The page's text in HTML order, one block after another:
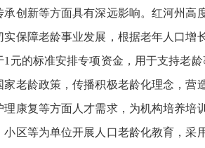
创新等方面具有深远影响。红河州
保障老龄事业发展，根据老年人口
元的标准安排专项资金，用于支持老
老龄政策，传播积极老龄化理念，
康复等方面人才需求，为机构培养
区等为单位开展人口老龄化教育，